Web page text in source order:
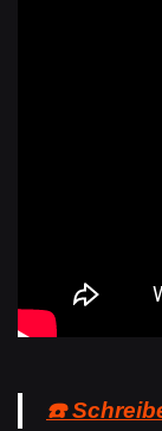
☎️